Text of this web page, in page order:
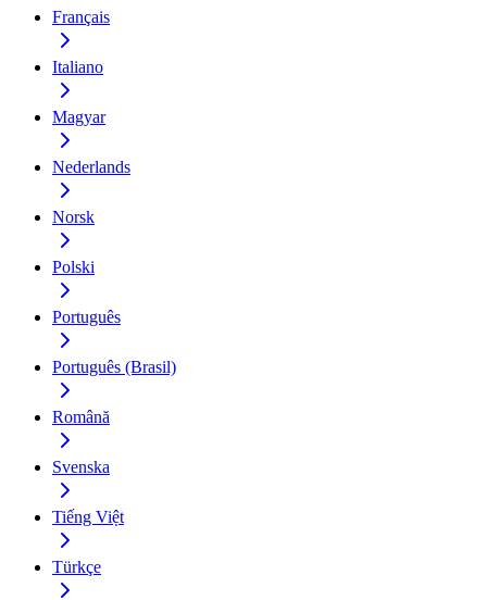
Français
Italiano
Magyar
Nederlands
Norsk
Polski
Português
Português (Brasil)
Română
Svenska
Tiếng Việt
Türkçe